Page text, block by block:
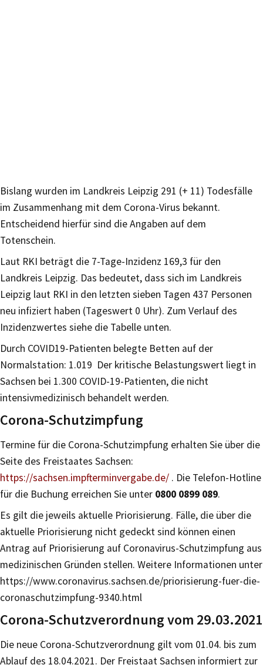
Bislang wurden im Landkreis Leipzig 291 (+ 11) Todesfälle
im Zusammenhang mit dem Corona-Virus bekannt.
Entscheidend hierfür sind die Angaben auf dem
Totenschein.
Laut RKI beträgt die 7-Tage-Inzidenz 169,3 für den
Landkreis Leipzig. Das bedeutet, dass sich im Landkreis
Leipzig laut RKI in den letzten sieben Tagen 437 Personen
neu infiziert haben (Tageswert 0 Uhr). Zum Verlauf des
Inzidenzwertes siehe die Tabelle unten.
Durch COVID19-Patienten belegte Betten auf der
Normalstation: 1.019 Der kritische Belastungswert liegt in
Sachsen bei 1.300 COVID-19-Patienten, die nicht
intensivmedizinisch behandelt werden.
Corona-Schutzimpfung
Termine für die Corona-Schutzimpfung erhalten Sie über die
Seite des Freistaates Sachsen:
https://sachsen.impfterminvergabe.de/ . Die Telefon-Hotline
für die Buchung erreichen Sie unter 0800 0899 089.
Es gilt die jeweils aktuelle Priorisierung. Fälle, die über die
aktuelle Priorisierung nicht gedeckt sind können einen
Antrag auf Priorisierung auf Coronavirus-Schutzimpfung aus
medizinischen Gründen stellen. Weitere Informationen unter
https://www.coronavirus.sachsen.de/priorisierung-fuer-die-
coronaschutzimpfung-9340.html
Corona-Schutzverordnung vom 29.03.2021
Die neue Corona-Schutzverordnung gilt vom 01.04. bis zum
Ablauf des 18.04.2021. Der Freistaat Sachsen informiert zur